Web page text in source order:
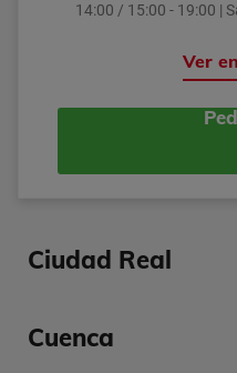
14:00 / 15:00 - 19:00 |
Ver
Ciudad Real
Cuenca